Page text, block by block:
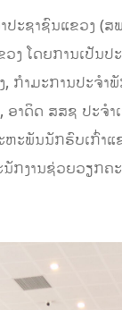
ຊາຊົນແຂວງ (ສ
ງ ໂດຍການເປັນ
, ກໍາມະການປະ
າດິດ ສສຊ ປະຈໍ
ຫະພັນນັກຮົບເກົ່
ງານຊ່ວຍວຽກຄ